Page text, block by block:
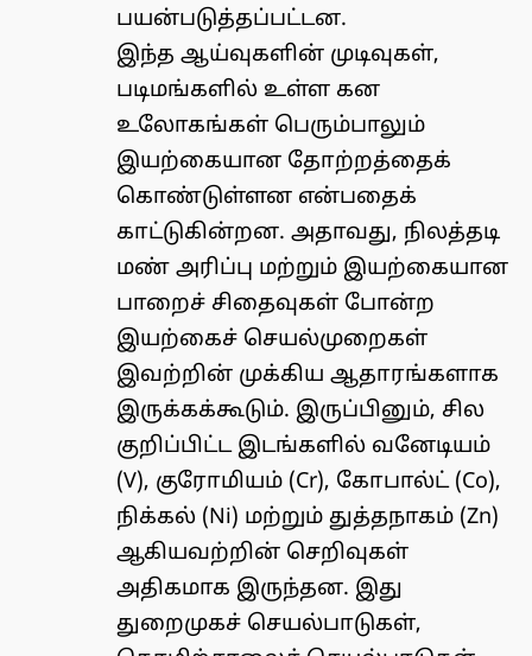
பயன்படுத்தப்பட்டன.
இந்த ஆய்வுகளின் முடிவுகள்,
படிமங்களில் உள்ள கன
உலோகங்கள் பெரும்பாலும்
இயற்கையான தோற்றத்தைக்
கொண்டுள்ளன என்பதைக்
காட்டுகின்றன. அதாவது, நிலத்தடி
மண் அரிப்பு மற்றும் இயற்கையான
பாறைச் சிதைவுகள் போன்ற
இயற்கைச் செயல்முறைகள்
இவற்றின் முக்கிய ஆதாரங்களாக
இருக்கக்கூடும். இருப்பினும், சில
குறிப்பிட்ட இடங்களில் வனேடியம்
(V), குரோமியம் (Cr), கோபால்ட் (Co),
நிக்கல் (Ni) மற்றும் துத்தநாகம் (Zn)
ஆகியவற்றின் செறிவுகள்
அதிகமாக இருந்தன. இது
துறைமுகச் செயல்பாடுகள்,